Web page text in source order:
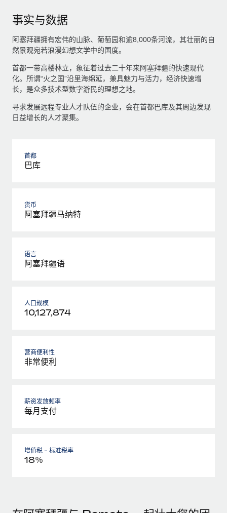
事实与数据
阿塞拜疆拥有宏伟的山脉、葡萄园和逾8,000条河流，其壮丽的自
然景观宛若浪漫幻想文学中的国度。
首都一带高楼林立，象征着过去二十年来阿塞拜疆的快速现代
化。所谓“火之国”沿里海绵延，兼具魅力与活力，经济快速增
长，是众多技术型数字游民的理想之地。
寻求发展远程专业人才队伍的企业，会在首都巴库及其周边发现
日益增长的人才聚集。
首都
巴库
货币
阿塞拜疆马纳特
语言
阿塞拜疆语
人口规模
10,127,874
营商便利性
非常便利
薪资发放频率
每月支付
增值税 - 标准税率
18％